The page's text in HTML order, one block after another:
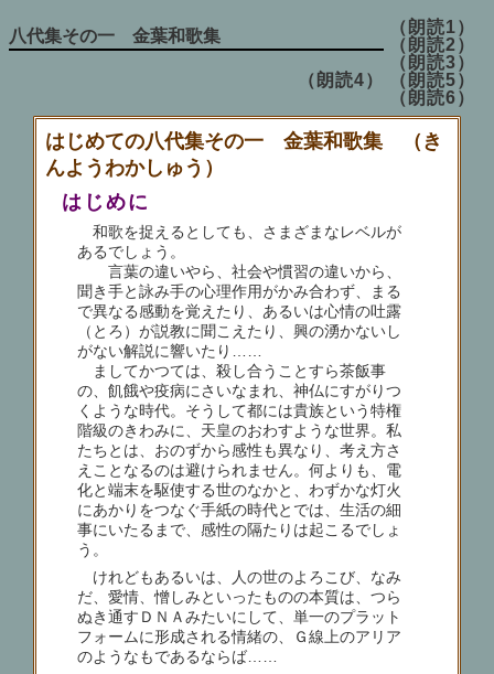
八代集その一 金葉和歌集
（朗読1）
（朗読2）
（朗読3）
（朗読4）
（朗読5）
（朗読6）
はじめての八代集その一 金葉和歌集 （き
んようわかしゅう）
はじめに
和歌を捉えるとしても、さまざまなレベルが
あるでしょう。
言葉の違いやら、社会や慣習の違いから、
聞き手と詠み手の心理作用がかみ合わず、まる
で異なる感動を覚えたり、あるいは心情の吐露
（とろ）が説教に聞こえたり、興の湧かないし
がない解説に響いたり……
ましてかつては、殺し合うことすら茶飯事
の、飢餓や疫病にさいなまれ、神仏にすがりつ
くような時代。そうして都には貴族という特権
階級のきわみに、天皇のおわすような世界。私
たちとは、おのずから感性も異なり、考え方さ
えことなるのは避けられません。何よりも、電
化と端末を駆使する世のなかと、わずかな灯火
にあかりをつなぐ手紙の時代とでは、生活の細
事にいたるまで、感性の隔たりは起こるでしょ
う。
けれどもあるいは、人の世のよろこび、なみ
だ、愛情、憎しみといったものの本質は、つら
ぬき通すＤＮＡみたいにして、単一のプラット
フォームに形成される情緒の、Ｇ線上のアリア
のようなもであるならば……